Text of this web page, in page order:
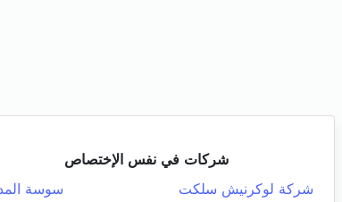
شركات في نفس الإختصاص
شركة لوكرنيش سلكت
سوسة